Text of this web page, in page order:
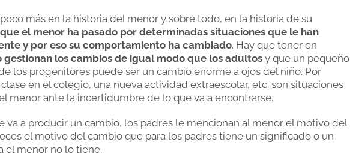
más en la historia del menor y sobre todo, en la historia de su
el menor ha pasado por determinadas situaciones que le han
y por eso su comportamiento ha cambiado. Hay que tener en
gestionan los cambios de igual modo que los adultos y que un pequeño
los progenitores puede ser un cambio enorme a ojos del niño. Por
en el colegio, una nueva actividad extraescolar, etc. son situaciones
menor ante la incertidumbre de lo que va a encontrarse.
va a producir un cambio, los padres le mencionan al menor el motivo del
el motivo del cambio que para los padres tiene un significado o un
el menor no lo tiene.